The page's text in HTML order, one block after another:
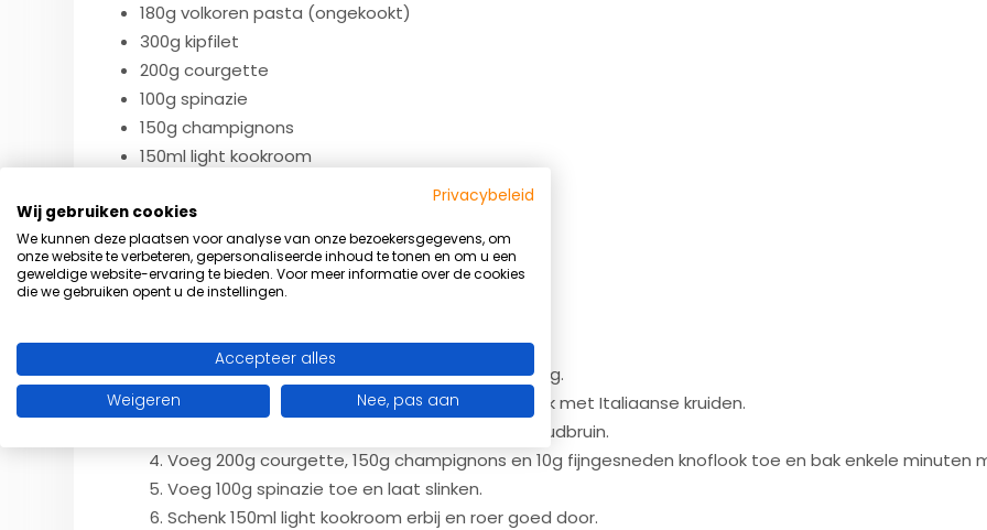
180g volkoren pasta (ongekookt)
300g kipfilet
200g courgette
100g spinazie
150g champignons
150ml light kookroom
2 teentjes knoflook (±10g)
10g Italiaanse kruiden
10ml olijfolie
Kook 180g volkoren pasta volgens de verpakking.
Snijd 300g kipfilet in blokjes en kruid naar smaak met Italiaanse kruiden.
Verhit 10ml olijfolie in een pan en bak de kip goudbruin.
Voeg 200g courgette, 150g champignons en 10g fijngesneden knoflook toe en bak enkele minuten
Voeg 100g spinazie toe en laat slinken.
Schenk 150ml light kookroom erbij en roer goed door.
Beperkt aantal plaatsen beschikbaar!
Ik wil meer info ontvangen
Privacybeleid
Wij gebruiken cookies
We kunnen deze plaatsen voor analyse van onze bezoekersgegevens, om
onze website te verbeteren, gepersonaliseerde inhoud te tonen en om u een
geweldige website-ervaring te bieden. Voor meer informatie over de cookies
die we gebruiken opent u de instellingen.
Accepteer alles
Weigeren
Nee, pas aan